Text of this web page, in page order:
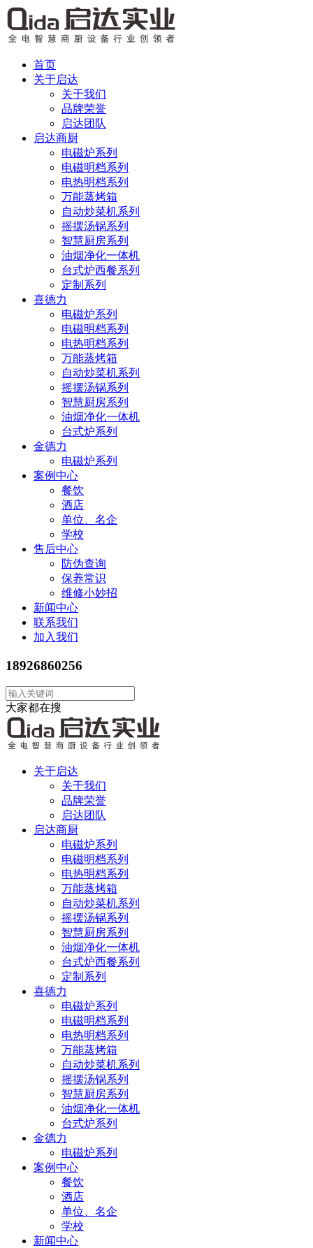
首页
关于启达
关于我们
品牌荣誉
启达团队
启达商厨
电磁炉系列
电磁明档系列
电热明档系列
万能蒸烤箱
自动炒菜机系列
摇摆汤锅系列
智慧厨房系列
油烟净化一体机
台式炉西餐系列
定制系列
喜德力
电磁炉系列
电磁明档系列
电热明档系列
万能蒸烤箱
自动炒菜机系列
摇摆汤锅系列
智慧厨房系列
油烟净化一体机
台式炉系列
金德力
电磁炉系列
案例中心
餐饮
酒店
单位、名企
学校
售后中心
防伪查询
保养常识
维修小妙招
新闻中心
联系我们
加入我们
18926860256
大家都在搜
关于启达
关于我们
品牌荣誉
启达团队
启达商厨
电磁炉系列
电磁明档系列
电热明档系列
万能蒸烤箱
自动炒菜机系列
摇摆汤锅系列
智慧厨房系列
油烟净化一体机
台式炉西餐系列
定制系列
喜德力
电磁炉系列
电磁明档系列
电热明档系列
万能蒸烤箱
自动炒菜机系列
摇摆汤锅系列
智慧厨房系列
油烟净化一体机
台式炉系列
金德力
电磁炉系列
案例中心
餐饮
酒店
单位、名企
学校
新闻中心